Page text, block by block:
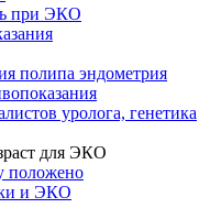
при ЭКО
полипа эндометрия
уролога, генетика
для ЭКО
и ЭКО